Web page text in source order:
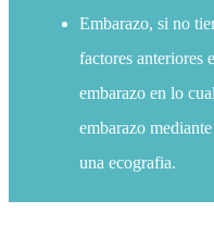
Embarazo, si no
factores anteriores
embarazo en lo
embarazo
una ecografia.